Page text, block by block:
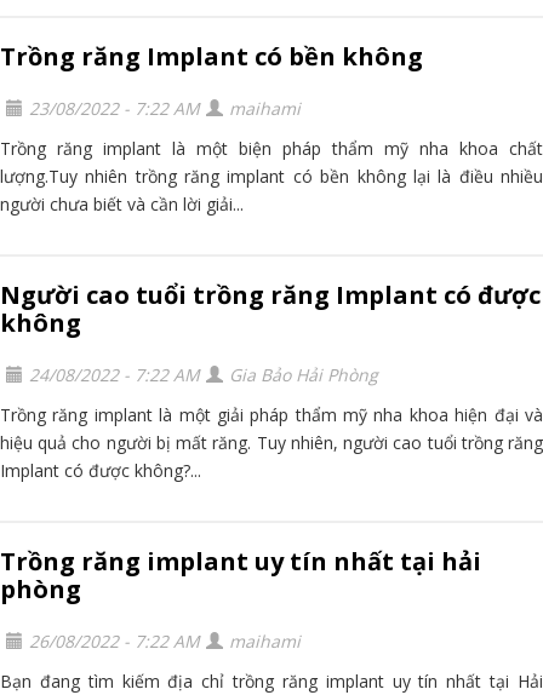
Trồng răng Implant có bền không
23/08/2022 - 7:22 AM
maihami
Trồng răng implant là một biện pháp thẩm mỹ nha khoa chất
lượng.Tuy nhiên trồng răng implant có bền không lại là điều nhiều
người chưa biết và cần lời giải...
Người cao tuổi trồng răng Implant có được
không
24/08/2022 - 7:22 AM
Gia Bảo Hải Phòng
Trồng răng implant là một giải pháp thẩm mỹ nha khoa hiện đại và
hiệu quả cho người bị mất răng. Tuy nhiên, người cao tuổi trồng răng
Implant có được không?...
Trồng răng implant uy tín nhất tại hải
phòng
26/08/2022 - 7:22 AM
maihami
Bạn đang tìm kiếm địa chỉ trồng răng implant uy tín nhất tại Hải